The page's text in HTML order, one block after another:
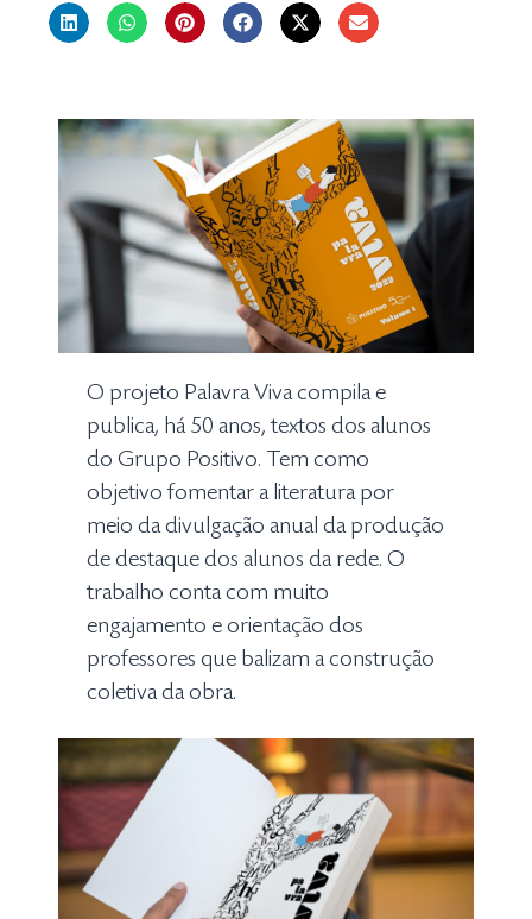
O projeto Palavra Viva compila e
publica, há 50 anos, textos dos alunos
do Grupo Positivo. Tem como
objetivo fomentar a literatura por
meio da divulgação anual da produção
de destaque dos alunos da rede. O
trabalho conta com muito
engajamento e orientação dos
professores que balizam a construção
coletiva da obra.